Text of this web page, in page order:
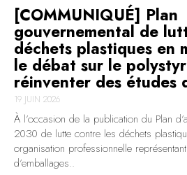
[COMMUNIQUÉ] Plan
gouvernemental de
déchets plastiques en
le débat sur le
réinventer des études
19 JUIN 2026
À l’occasion de la publication du Plan
2030 de lutte contre les déchets
organisation professionnelle
d’emballages..